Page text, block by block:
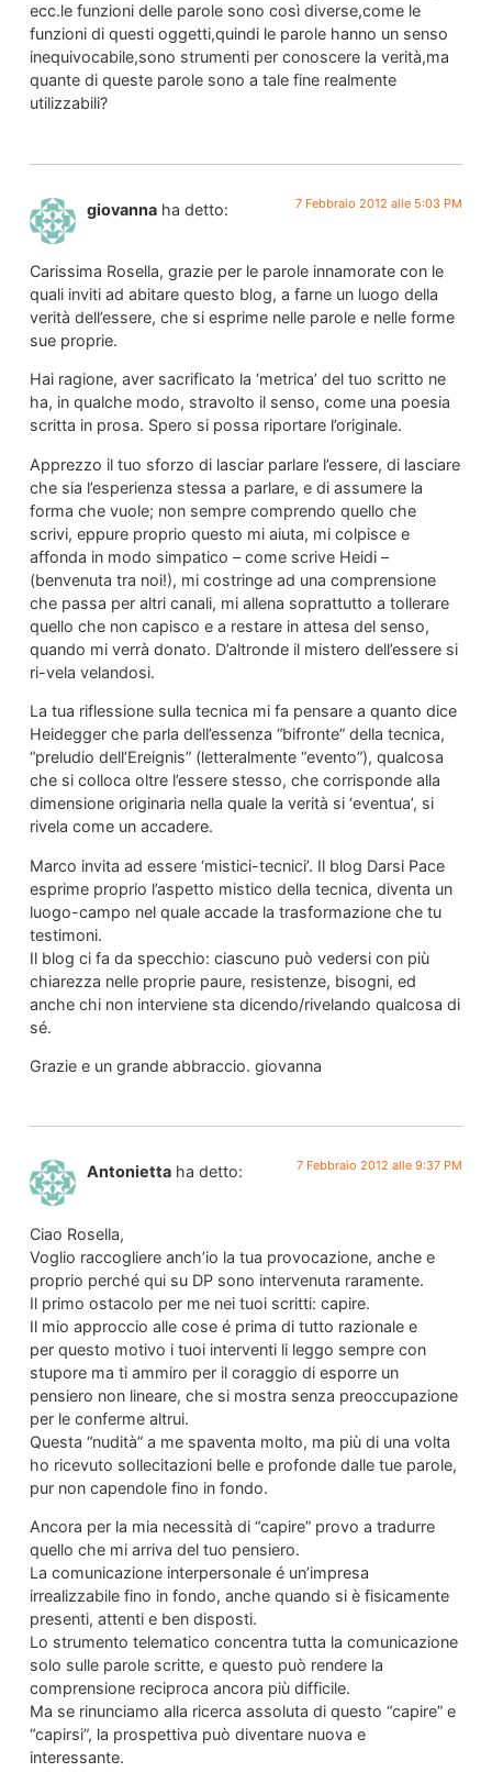
ecc.le funzioni delle parole sono così diverse,come le
funzioni di questi oggetti,quindi le parole hanno un senso
inequivocabile,sono strumenti per conoscere la verità,ma
quante di queste parole sono a tale fine realmente
utilizzabili?
giovanna ha detto: 7 Febbraio 2012 alle 5:03 PM
Carissima Rosella, grazie per le parole innamorate con le
quali inviti ad abitare questo blog, a farne un luogo della
verità dell’essere, che si esprime nelle parole e nelle forme
sue proprie.
Hai ragione, aver sacrificato la ‘metrica’ del tuo scritto ne
ha, in qualche modo, stravolto il senso, come una poesia
scritta in prosa. Spero si possa riportare l’originale.
Apprezzo il tuo sforzo di lasciar parlare l’essere, di lasciare
che sia l’esperienza stessa a parlare, e di assumere la
forma che vuole; non sempre comprendo quello che
scrivi, eppure proprio questo mi aiuta, mi colpisce e
affonda in modo simpatico – come scrive Heidi –
(benvenuta tra noi!), mi costringe ad una comprensione
che passa per altri canali, mi allena soprattutto a tollerare
quello che non capisco e a restare in attesa del senso,
quando mi verrà donato. D’altronde il mistero dell’essere si
ri-vela velandosi.
La tua riflessione sulla tecnica mi fa pensare a quanto dice
Heidegger che parla dell’essenza “bifronte” della tecnica,
“preludio dell’Ereignis” (letteralmente “evento”), qualcosa
che si colloca oltre l’essere stesso, che corrisponde alla
dimensione originaria nella quale la verità si ‘eventua’, si
rivela come un accadere.
Marco invita ad essere ‘mistici-tecnici’. Il blog Darsi Pace
esprime proprio l’aspetto mistico della tecnica, diventa un
luogo-campo nel quale accade la trasformazione che tu
testimoni.
Il blog ci fa da specchio: ciascuno può vedersi con più
chiarezza nelle proprie paure, resistenze, bisogni, ed
anche chi non interviene sta dicendo/rivelando qualcosa di
sé.
Grazie e un grande abbraccio. giovanna
Antonietta ha detto: 7 Febbraio 2012 alle 9:37 PM
Ciao Rosella,
Voglio raccogliere anch’io la tua provocazione, anche e
proprio perché qui su DP sono intervenuta raramente.
Il primo ostacolo per me nei tuoi scritti: capire.
Il mio approccio alle cose é prima di tutto razionale e
per questo motivo i tuoi interventi li leggo sempre con
stupore ma ti ammiro per il coraggio di esporre un
pensiero non lineare, che si mostra senza preoccupazione
per le conferme altrui.
Questa “nudità” a me spaventa molto, ma più di una volta
ho ricevuto sollecitazioni belle e profonde dalle tue parole,
pur non capendole fino in fondo.
Ancora per la mia necessità di “capire” provo a tradurre
quello che mi arriva del tuo pensiero.
La comunicazione interpersonale é un’impresa
irrealizzabile fino in fondo, anche quando si è fisicamente
presenti, attenti e ben disposti.
Lo strumento telematico concentra tutta la comunicazione
solo sulle parole scritte, e questo può rendere la
comprensione reciproca ancora più difficile.
Ma se rinunciamo alla ricerca assoluta di questo “capire” e
“capirsi”, la prospettiva può diventare nuova e
interessante.